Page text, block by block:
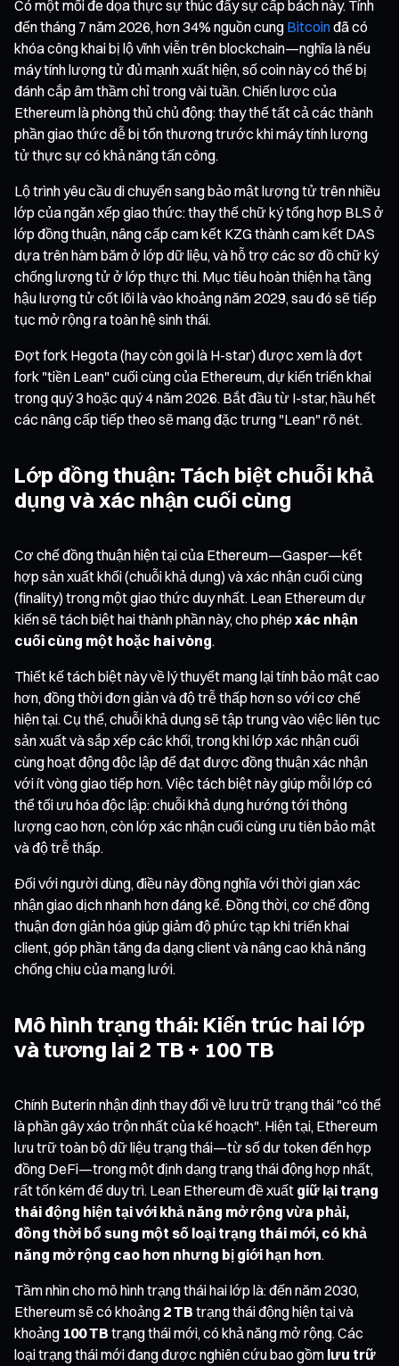
Có một mối đe dọa thực sự thúc đẩy sự cấp bách này. Tính
đến tháng 7 năm 2026, hơn 34% nguồn cung Bitcoinđã có
khóa công khai bị lộ vĩnh viễn trên blockchain—nghĩa là nếu
máy tính lượng tử đủ mạnh xuất hiện, số coin này có thể bị
đánh cắp âm thầm chỉ trong vài tuần. Chiến lược của
Ethereum là phòng thủ chủ động: thay thế tất cả các thành
phần giao thức dễ bị tổn thương trước khi máy tính lượng
tử thực sự có khả năng tấn công.
Lộ trình yêu cầu di chuyển sang bảo mật lượng tử trên nhiều
lớp của ngăn xếp giao thức: thay thế chữ ký tổng hợp BLS ở
lớp đồng thuận, nâng cấp cam kết KZG thành cam kết DAS
dựa trên hàm băm ở lớp dữ liệu, và hỗ trợ các sơ đồ chữ ký
chống lượng tử ở lớp thực thi. Mục tiêu hoàn thiện hạ tầng
hậu lượng tử cốt lõi là vào khoảng năm 2029, sau đó sẽ tiếp
tục mở rộng ra toàn hệ sinh thái.
Đợt fork Hegota (hay còn gọi là H-star) được xem là đợt
fork "tiền Lean" cuối cùng của Ethereum, dự kiến triển khai
trong quý 3 hoặc quý 4 năm 2026. Bắt đầu từ I-star, hầu hết
các nâng cấp tiếp theo sẽ mang đặc trưng "Lean" rõ nét.
Lớp đồng thuận: Tách biệt chuỗi khả
dụng và xác nhận cuối cùng
Cơ chế đồng thuận hiện tại của Ethereum—Gasper—kết
hợp sản xuất khối (chuỗi khả dụng) và xác nhận cuối cùng
(finality) trong một giao thức duy nhất. Lean Ethereum dự
kiến sẽ tách biệt hai thành phần này, cho phép xác nhận
cuối cùng một hoặc hai vòng.
Thiết kế tách biệt này về lý thuyết mang lại tính bảo mật cao
hơn, đồng thời đơn giản và độ trễ thấp hơn so với cơ chế
hiện tại. Cụ thể, chuỗi khả dụng sẽ tập trung vào việc liên tục
sản xuất và sắp xếp các khối, trong khi lớp xác nhận cuối
cùng hoạt động độc lập để đạt được đồng thuận xác nhận
với ít vòng giao tiếp hơn. Việc tách biệt này giúp mỗi lớp có
thể tối ưu hóa độc lập: chuỗi khả dụng hướng tới thông
lượng cao hơn, còn lớp xác nhận cuối cùng ưu tiên bảo mật
và độ trễ thấp.
Đối với người dùng, điều này đồng nghĩa với thời gian xác
nhận giao dịch nhanh hơn đáng kể. Đồng thời, cơ chế đồng
thuận đơn giản hóa giúp giảm độ phức tạp khi triển khai
client, góp phần tăng đa dạng client và nâng cao khả năng
chống chịu của mạng lưới.
Mô hình trạng thái: Kiến trúc hai lớp
và tương lai 2 TB + 100 TB
Chính Buterin nhận định thay đổi về lưu trữ trạng thái "có thể
là phần gây xáo trộn nhất của kế hoạch". Hiện tại, Ethereum
lưu trữ toàn bộ dữ liệu trạng thái—từ số dư token đến hợp
đồng DeFi—trong một định dạng trạng thái động hợp nhất,
rất tốn kém để duy trì. Lean Ethereum đề xuất giữ lại trạng
thái động hiện tại với khả năng mở rộng vừa phải,
đồng thời bổ sung một số loại trạng thái mới, có khả
năng mở rộng cao hơn nhưng bị giới hạn hơn.
Tầm nhìn cho mô hình trạng thái hai lớp là: đến năm 2030,
Ethereum sẽ có khoảng 2 TB trạng thái động hiện tại và
khoảng 100 TB trạng thái mới, có khả năng mở rộng. Các
loại trạng thái mới đang được nghiên cứu bao gồm lưu trữ